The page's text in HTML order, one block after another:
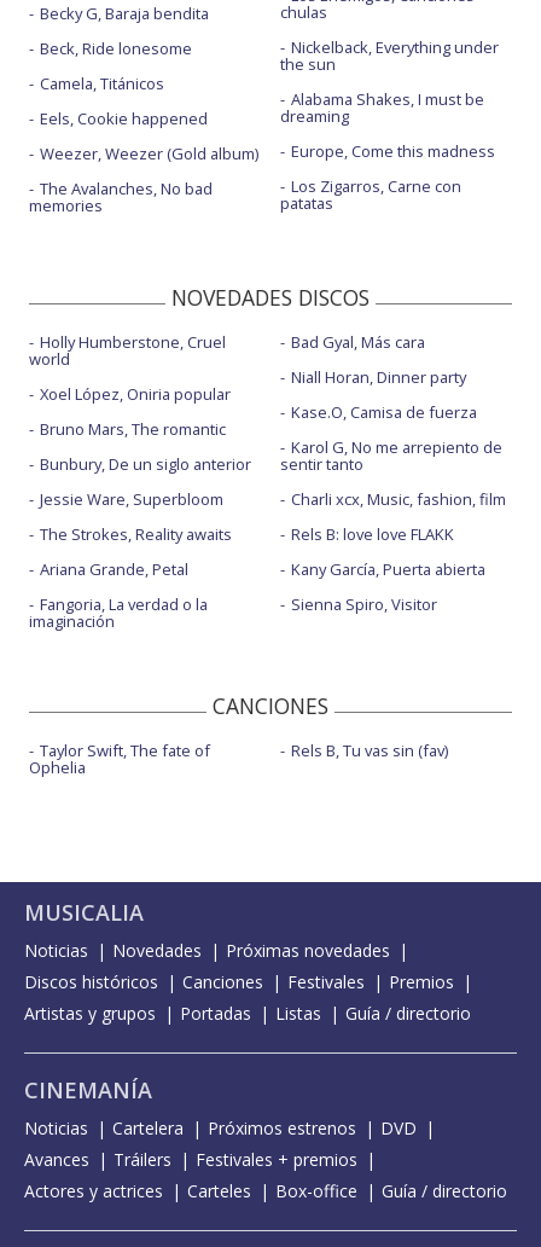
Becky G, Baraja bendita
Beck, Ride lonesome
Camela, Titánicos
Eels, Cookie happened
Weezer, Weezer (Gold album)
The Avalanches, No bad
memories
chulas
Nickelback, Everything under
the sun
Alabama Shakes, I must be
dreaming
Europe, Come this madness
Los Zigarros, Carne con
patatas
NOVEDADES DISCOS
Holly Humberstone, Cruel
world
Xoel López, Oniria popular
Bruno Mars, The romantic
Bunbury, De un siglo anterior
Jessie Ware, Superbloom
The Strokes, Reality awaits
Ariana Grande, Petal
Fangoria, La verdad o la
imaginación
Bad Gyal, Más cara
Niall Horan, Dinner party
Kase.O, Camisa de fuerza
Karol G, No me arrepiento de
sentir tanto
Charli xcx, Music, fashion, film
Rels B: love love FLAKK
Kany García, Puerta abierta
Sienna Spiro, Visitor
CANCIONES
Taylor Swift, The fate of
Ophelia
Rels B, Tu vas sin (fav)
MUSICALIA
Noticias Novedades
Próximas novedades
Discos históricos
Canciones Festivales
Premios
Artistas y grupos
Portadas Listas Guía / directorio
CINEMANÍA
Noticias Cartelera Próximos estrenos
DVD
Avances
Tráilers
Festivales + premios
Actores y actrices
Carteles Box-office Guía / directorio